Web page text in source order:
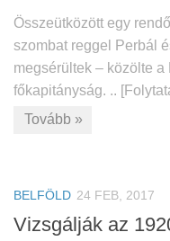
Összeütközött egy
szombat reggel Perbál
megsérültek – közölte
főkapitányság. ..
Tovább »
BELFÖLD 24 FEB, 2017
Vizsgálják az